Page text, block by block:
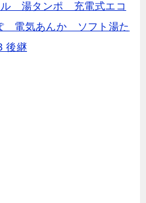
湯タンポ 充電式エコ
電気あんか ソフト湯た
後継